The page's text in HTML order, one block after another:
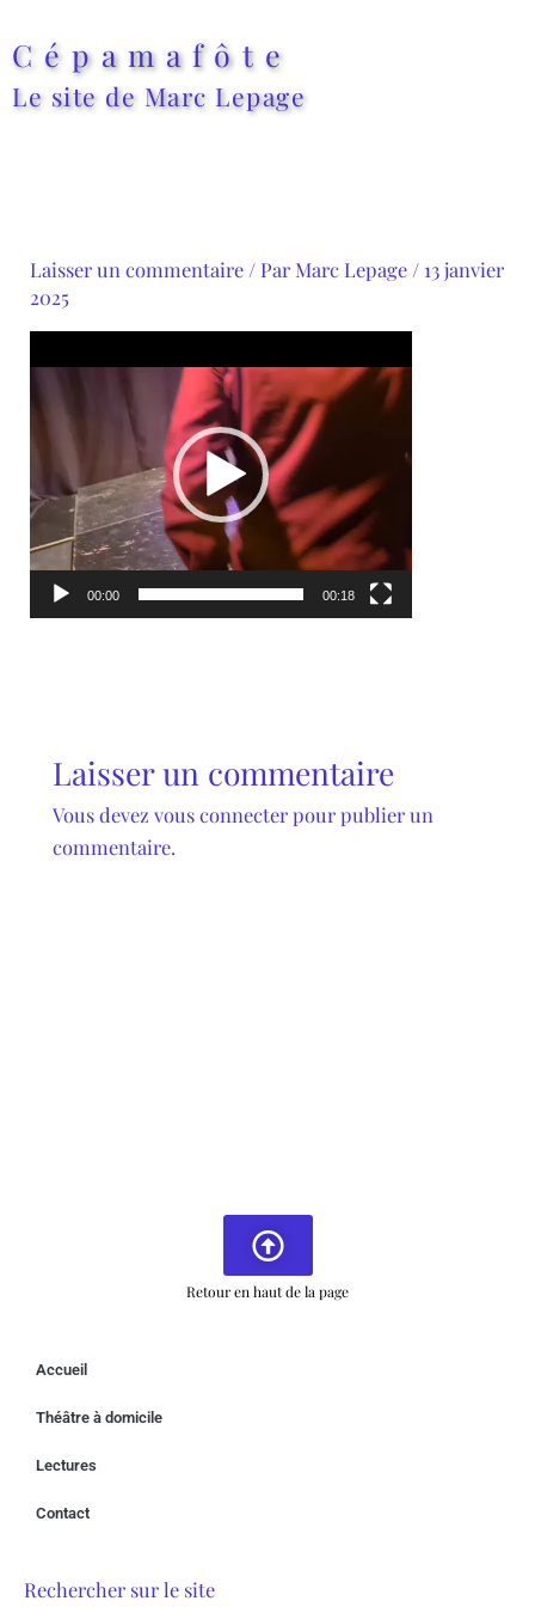
au
contenu
Cépamafôte
Le site de Marc Lepage
Laisser un commentaire / Par Marc Lepage / 13 janvier
2025
00:00 00:18
Laisser un commentaire
Vous devez vous connecterpour publier un
commentaire.
Retour en haut de la page
Accueil
Théâtre à domicile
Lectures
Contact
Rechercher sur le site